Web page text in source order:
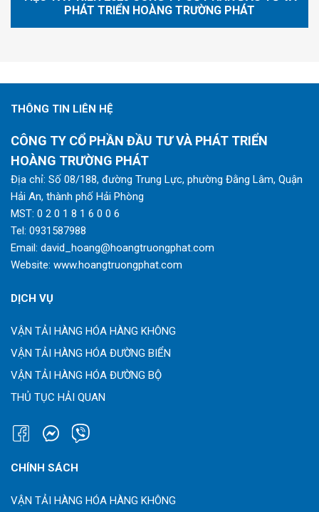
PHÁT TRIỂN HOÀNG TRƯỜNG PHÁT
THÔNG TIN LIÊN HỆ
CÔNG TY CỔ PHẦN ĐẦU TƯ VÀ PHÁT TRIỂN
HOÀNG TRƯỜNG PHÁT
Địa chỉ: Số 08/188, đường Trung Lực, phường Đằng Lâm, Quận
Hải An, thành phố Hải Phòng
MST: 0 2 0 1 8 1 6 0 0 6
Tel: 0931587988
Email: david_hoang@hoangtruongphat.com
Website: www.hoangtruongphat.com
DỊCH VỤ
VẬN TẢI HÀNG HÓA HÀNG KHÔNG
VẬN TẢI HÀNG HÓA ĐƯỜNG BIỂN
VẬN TẢI HÀNG HÓA ĐƯỜNG BỘ
THỦ TỤC HẢI QUAN
CHÍNH SÁCH
VẬN TẢI HÀNG HÓA HÀNG KHÔNG